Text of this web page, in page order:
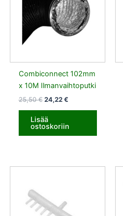
Combiconnect 102mm
x 10M Ilmanvaihtoputki
25,50€ 24,22€
Lisää
ostoskoriin